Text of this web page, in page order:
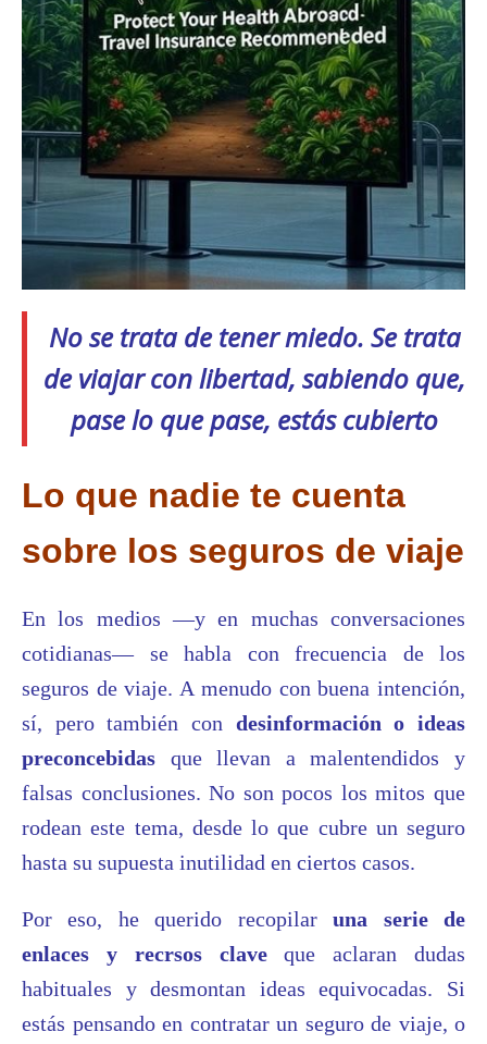
No se trata de tener miedo. Se trata
de viajar con libertad, sabiendo que,
pase lo que pase, estás cubierto
Lo que nadie te cuenta
sobre los seguros de viaje
En los medios —y en muchas conversaciones
cotidianas— se habla con frecuencia de los
seguros de viaje. A menudo con buena intención,
sí, pero también con desinformación o ideas
preconcebidas que llevan a malentendidos y
falsas conclusiones. No son pocos los mitos que
rodean este tema, desde lo que cubre un seguro
hasta su supuesta inutilidad en ciertos casos.
Por eso, he querido recopilaruna serie de
enlaces y recrsos claveque aclaran dudas
habituales y desmontan ideas equivocadas. Si
estás pensando en contratar un seguro de viaje, o